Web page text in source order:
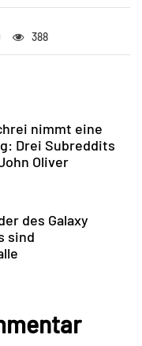
388
nimmt eine
Drei Subreddits
Oliver
des Galaxy
sind